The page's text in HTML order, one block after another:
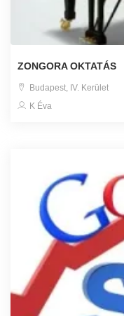
ZONGORA OKTATÁS
Budapest, IV. Kerület
K Éva